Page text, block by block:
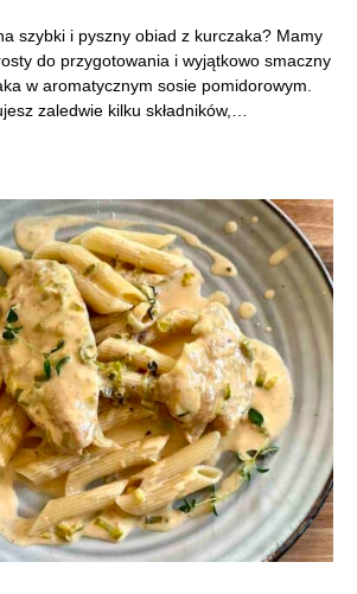
szybki i pyszny obiad z kurczaka? Mamy
do przygotowania i wyjątkowo smaczny
w aromatycznym sosie pomidorowym.
zaledwie kilku składników,…